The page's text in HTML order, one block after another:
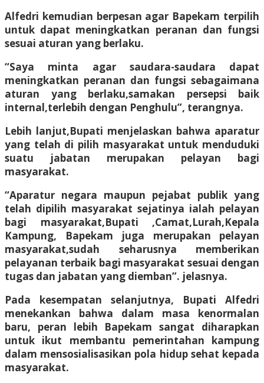
Alfedri kemudian berpesan agar Bapekam terpilih
untuk dapat meningkatkan peranan dan fungsi
sesuai aturan yang berlaku.
“Saya minta agar saudara-saudara dapat
meningkatkan peranan dan fungsi sebagaimana
aturan yang berlaku,samakan persepsi baik
internal,terlebih dengan Penghulu”, terangnya.
Lebih lanjut,Bupati menjelaskan bahwa aparatur
yang telah di pilih masyarakat untuk menduduki
suatu jabatan merupakan pelayan bagi
masyarakat.
“Aparatur negara maupun pejabat publik yang
telah dipilih masyarakat sejatinya ialah pelayan
bagi masyarakat,Bupati ,Camat,Lurah,Kepala
Kampung, Bapekam juga merupakan pelayan
masyarakat,sudah seharusnya memberikan
pelayanan terbaik bagi masyarakat sesuai dengan
tugas dan jabatan yang diemban”. jelasnya.
Pada kesempatan selanjutnya, Bupati Alfedri
menekankan bahwa dalam masa kenormalan
baru, peran lebih Bapekam sangat diharapkan
untuk ikut membantu pemerintahan kampung
dalam mensosialisasikan pola hidup sehat kepada
masyarakat.